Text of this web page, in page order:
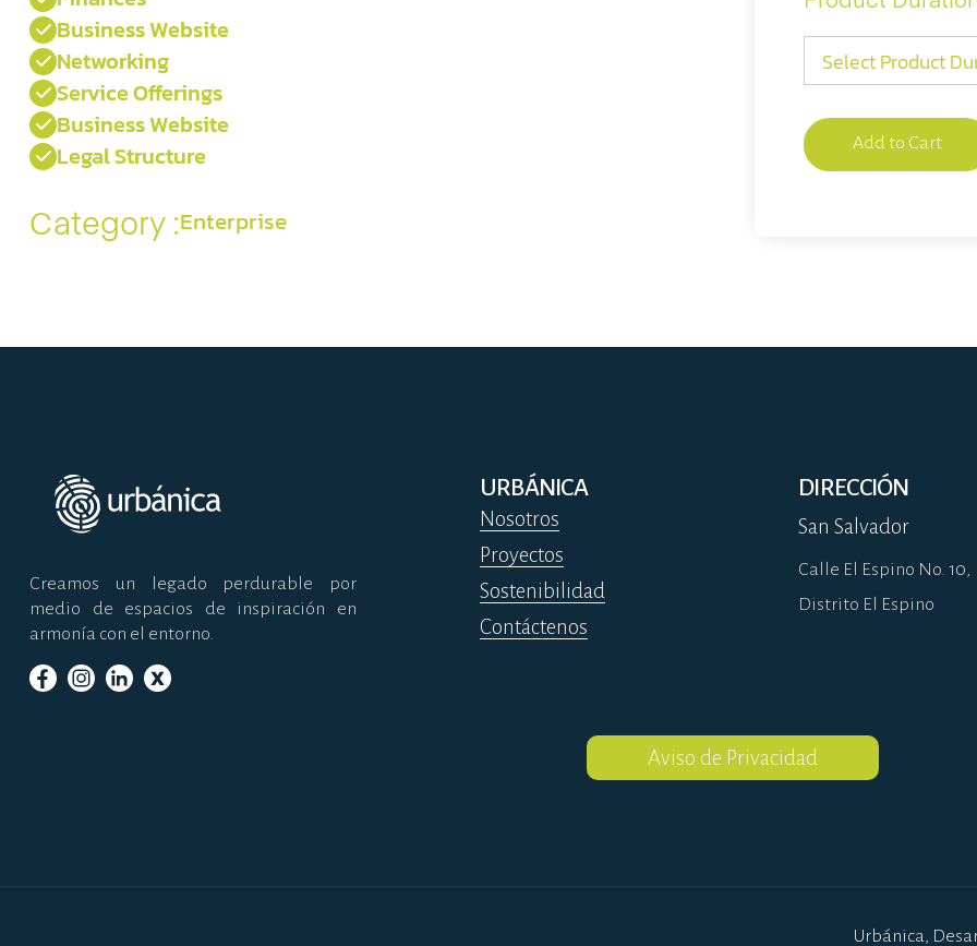
 Business Website
 Networking
 Service Offerings
 Business Website
 Legal Structure
Category :Enterprise
Creamos un legado perdurable por
medio de espacios de inspiración en
armonía con el entorno.
URBÁNICA
Nosotros
Proyectos
Sostenibilidad
Contáctenos
DIRECCIÓN
San Salvador
Calle El Espino No. 10,
Distrito El Espino
Aviso de Privacidad
Urbánica,